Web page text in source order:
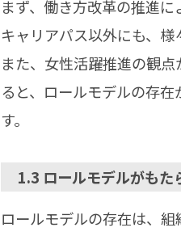
まず、働き方改革の推進
キャリアパス以外にも、様
また、女性活躍推進の観
ると、ロールモデルの存
す。
1.3 ロールモデルがもた
ロールモデルの存在は、